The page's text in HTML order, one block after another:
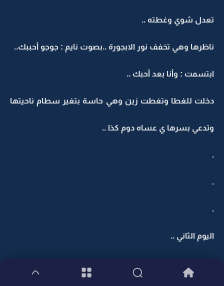
تعدل شوي وغطته ..
ناظرها وهي تخفف نور الابجورة ..بصوت نايم : جوجو أحببك..
ابتسمت : وأنا بعد أحبك ..
دخلت للغطا وتغطت زين وهي حاسة بتغير سطام ناحيتها
وتدعي بسرها ي عساه دوم كذا ..
.
.
.
اليوم الثاني ..